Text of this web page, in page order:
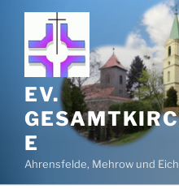
Zum
springen
EV.
E
Ahrensfelde, Mehrow und